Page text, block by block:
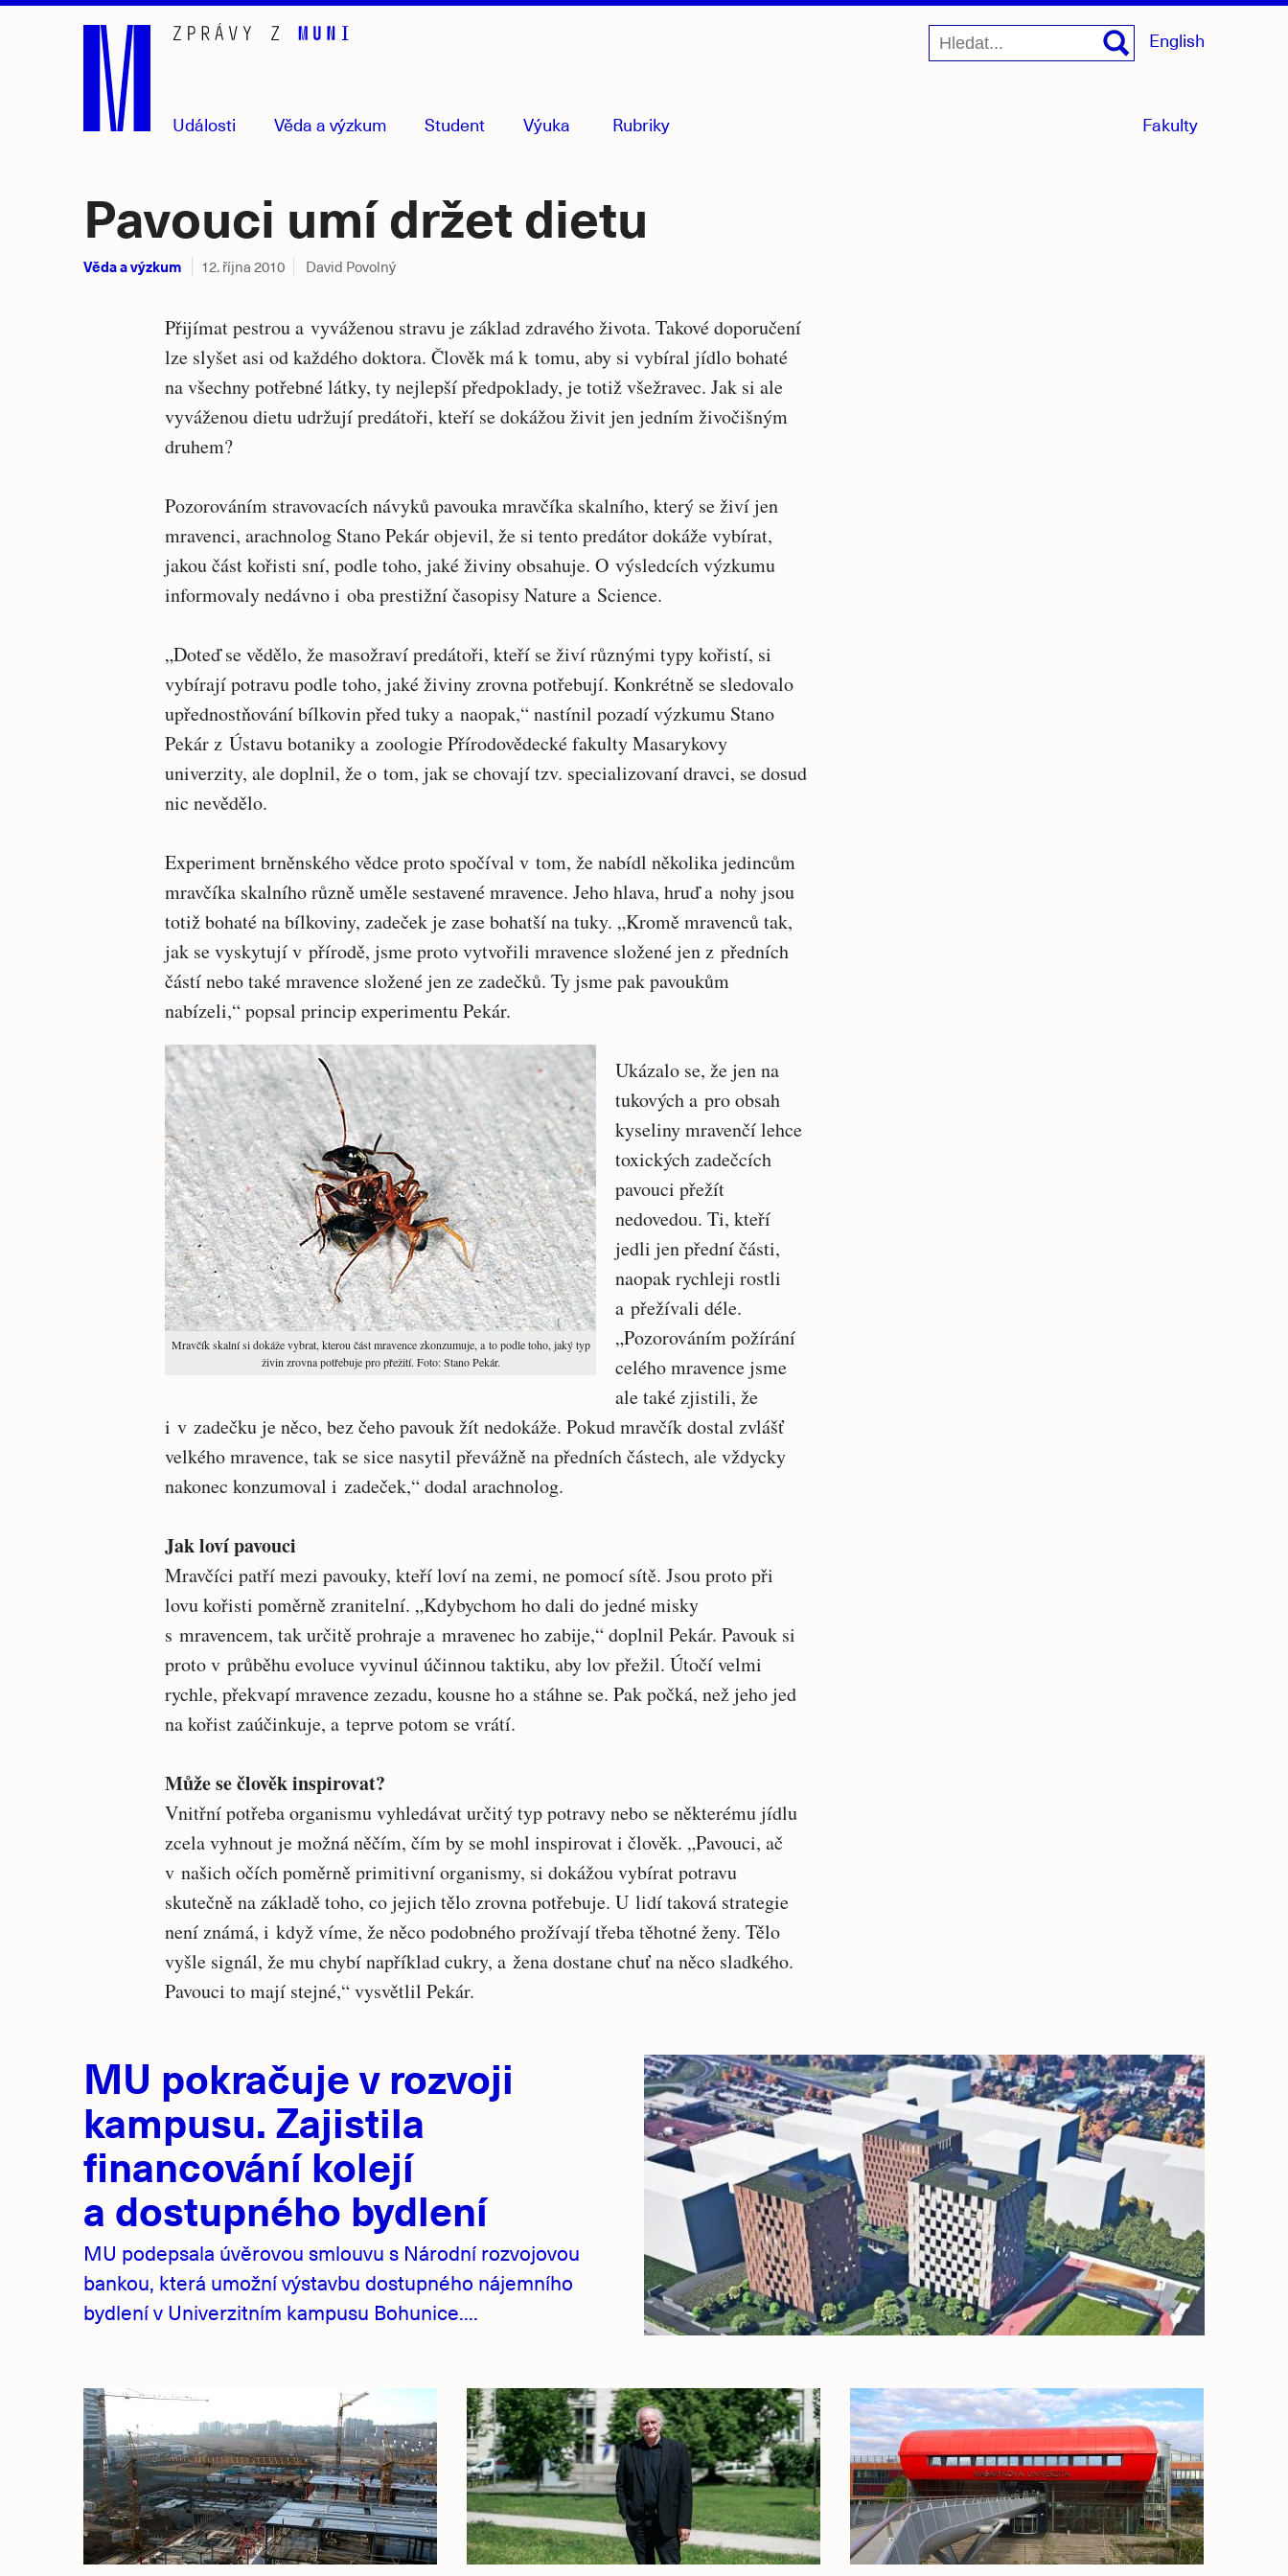
Události Věda a výzkum Student Výuka Rubriky Fakultymenu
English
Pavouci umí držet dietu
Věda a výzkum 12. října 2010 David Povolný
Přijímat pestrou a vyváženou stravu je základ zdravého života. Takové doporučení
lze slyšet asi od každého doktora. Člověk má k tomu, aby si vybíral jídlo bohaté
na všechny potřebné látky, ty nejlepší předpoklady, je totiž všežravec. Jak si ale
vyváženou dietu udržují predátoři, kteří se dokážou živit jen jedním živočišným
druhem?
Pozorováním stravovacích návyků pavouka mravčíka skalního, který se živí jen
mravenci, arachnolog Stano Pekár objevil, že si tento predátor dokáže vybírat,
jakou část kořisti sní, podle toho, jaké živiny obsahuje. O výsledcích výzkumu
informovaly nedávno i oba prestižní časopisy Nature a Science.
„Doteď se vědělo, že masožraví predátoři, kteří se živí různými typy kořistí, si
vybírají potravu podle toho, jaké živiny zrovna potřebují. Konkrétně se sledovalo
upřednostňování bílkovin před tuky a naopak,“ nastínil pozadí výzkumu Stano
Pekár z Ústavu botaniky a zoologie Přírodovědecké fakulty Masarykovy
univerzity, ale doplnil, že o tom, jak se chovají tzv. specializovaní dravci, se dosud
nic nevědělo.
Experiment brněnského vědce proto spočíval v tom, že nabídl několika jedincům
mravčíka skalního různě uměle sestavené mravence. Jeho hlava, hruď a nohy jsou
totiž bohaté na bílkoviny, zadeček je zase bohatší na tuky. „Kromě mravenců tak,
jak se vyskytují v přírodě, jsme proto vytvořili mravence složené jen z předních
částí nebo také mravence složené jen ze zadečků. Ty jsme pak pavoukům
nabízeli,“ popsal princip experimentu Pekár.
Mravčík skalní si dokáže vybrat, kterou část mravence zkonzumuje, a to podle toho, jaký typ
živin zrovna potřebuje pro přežití. Foto: Stano Pekár.
Ukázalo se, že jen na
tukových a pro obsah
kyseliny mravenčí lehce
toxických zadečcích
pavouci přežít
nedovedou. Ti, kteří
jedli jen přední části,
naopak rychleji rostli
a přežívali déle.
„Pozorováním požírání
celého mravence jsme
ale také zjistili, že
i v zadečku je něco, bez čeho pavouk žít nedokáže. Pokud mravčík dostal zvlášť
velkého mravence, tak se sice nasytil převážně na předních částech, ale vždycky
nakonec konzumoval i zadeček,“ dodal arachnolog.
Jak loví pavouci
Mravčíci patří mezi pavouky, kteří loví na zemi, ne pomocí sítě. Jsou proto při
lovu kořisti poměrně zranitelní. „Kdybychom ho dali do jedné misky
s mravencem, tak určitě prohraje a mravenec ho zabije,“ doplnil Pekár. Pavouk si
proto v průběhu evoluce vyvinul účinnou taktiku, aby lov přežil. Útočí velmi
rychle, překvapí mravence zezadu, kousne ho a stáhne se. Pak počká, než jeho jed
na kořist zaúčinkuje, a teprve potom se vrátí.
Může se člověk inspirovat?
Vnitřní potřeba organismu vyhledávat určitý typ potravy nebo se některému jídlu
zcela vyhnout je možná něčím, čím by se mohl inspirovat i člověk. „Pavouci, ač
v našich očích poměrně primitivní organismy, si dokážou vybírat potravu
skutečně na základě toho, co jejich tělo zrovna potřebuje. U lidí taková strategie
není známá, i když víme, že něco podobného prožívají třeba těhotné ženy. Tělo
vyšle signál, že mu chybí například cukry, a žena dostane chuť na něco sladkého.
Pavouci to mají stejné,“ vysvětlil Pekár.
Související
články
novinky
MU pokračuje v rozvoji
kampusu. Zajistila
financování kolejí
a dostupného bydlení
MU podepsala úvěrovou smlouvu s Národní rozvojovou
bankou, která umožní výstavbu dostupného nájemního
bydlení v Univerzitním kampusu Bohunice....